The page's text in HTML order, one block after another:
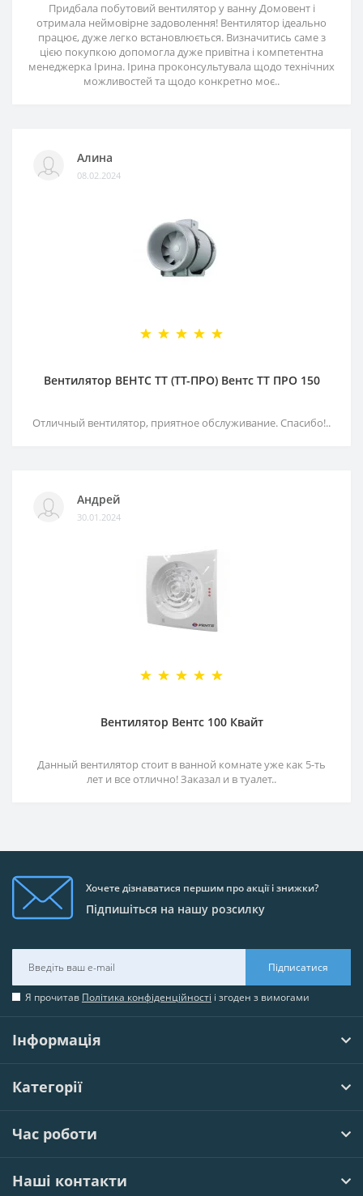
Придбала побутовий вентилятор у ванну Домовент і
отримала неймовірне задоволення! Вентилятор ідеально
працює, дуже легко встановлюється. Визначитись саме з
цією покупкою допомогла дуже привітна і компетентна
менеджерка Ірина. Ірина проконсультувала щодо технічних
можливостей та щодо конкретно моє..
Алина
08.02.2024
Вентилятор ВЕНТС ТТ (ТТ-ПРО) Вентс ТТ ПРО 150
Отличный вентилятор, приятное обслуживание. Спасибо!..
Андрей
30.01.2024
Вентилятор Вентс 100 Квайт
Данный вентилятор стоит в ванной комнате уже как 5-ть
лет и все отлично! Заказал и в туалет..
Хочете дізнаватися першим про акції і знижки?
Підпишіться на нашу розсилку
Підписатися
Я прочитав Політика конфіденційності і згоден з вимогами
Інформація
Категорії
Час роботи
Наші контакти